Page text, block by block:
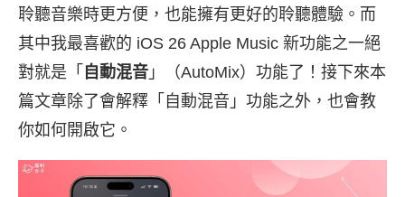
聆聽音樂時更方便，也能擁有更好的聆聽體驗。而
其中我最喜歡的 iOS 26 Apple Music 新功能之一絕
對就是「 自動混音 」（AutoMix）功能了！接下來本
篇文章除了會解釋「自動混音」功能之外，也會教
你如何開啟它。